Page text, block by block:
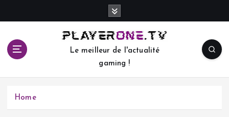
c
Le meilleur de l'actualité
gaming !
Home